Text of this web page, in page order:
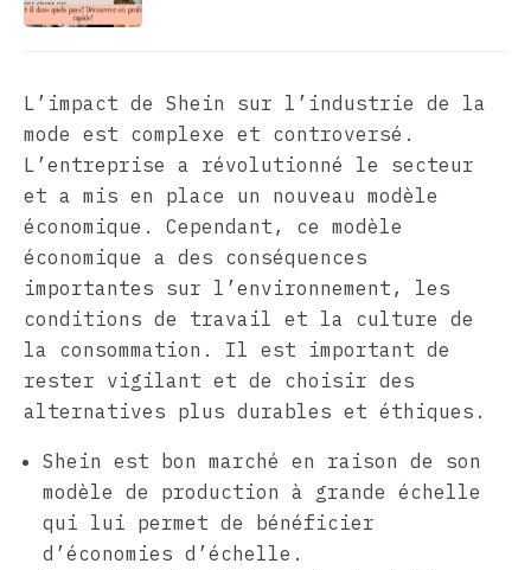
L’impact de Shein sur l’industrie de la
mode est complexe et controversé.
L’entreprise a révolutionné le secteur
et a mis en place un nouveau modèle
économique. Cependant, ce modèle
économique a des conséquences
importantes sur l’environnement, les
conditions de travail et la culture de
la consommation. Il est important de
rester vigilant et de choisir des
alternatives plus durables et éthiques.
Shein est bon marché en raison de son
modèle de production à grande échelle
qui lui permet de bénéficier
d’économies d’échelle.